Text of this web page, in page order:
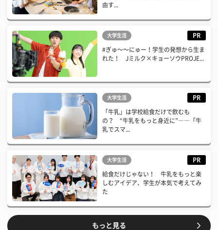
由す...
大学生活 PR
#ぎゅ〜〜にゅー！学生の発想から生ま
れた！ Jミルク×キョーソウPROJE...
大学生活 PR
「牛乳」は学校給食だけで飲むも
の？ “牛乳をもっと身近に”――「牛
乳でスマ...
大学生活 PR
給食だけじゃない！ 牛乳をもっと楽
しむアイデア、学生が本気で考えてみ
た
もっと見る